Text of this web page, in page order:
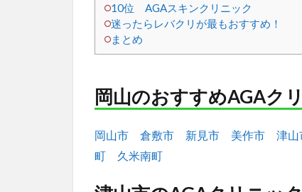
10位 AGAスキンクリニック
迷ったらレバクリが最もおすすめ！
まとめ
岡山のおすすめAGAク
岡山市 倉敷市 新見市 美作市 津山
町
久米南町